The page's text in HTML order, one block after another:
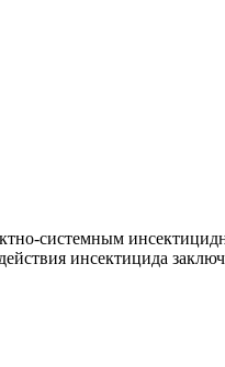
системным
инсектицида